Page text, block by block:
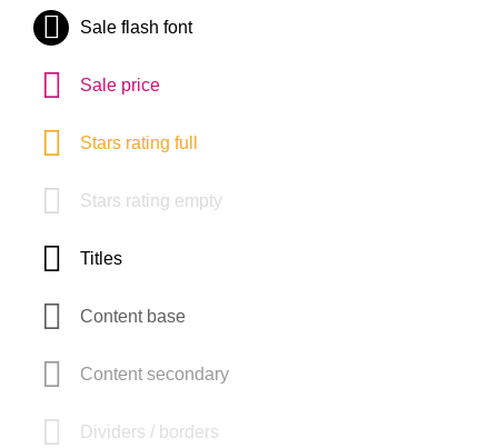
Sale flash font
Sale price
Stars rating full
Stars rating empty
Titles
Content base
Content secondary
Dividers / borders